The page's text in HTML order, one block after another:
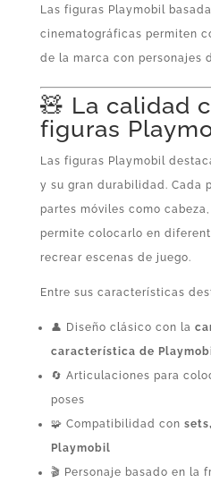
Las figuras Playmobil
cinematográficas permiten
de la marca con personajes
🧸 La calidad
figuras
Las figuras Playmobil
y su gran durabilidad. Cada
partes móviles como
permite colocarlo en
recrear escenas de juego.
Entre sus características
👤 Diseño clásico con la
característica de
🔄 Articulaciones para
poses
🧩 Compatibilidad con
Playmobil
🎬 Personaje basado en la